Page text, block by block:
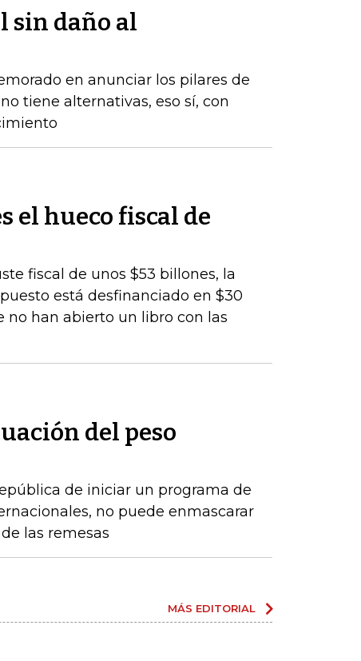
sin daño al
en anunciar los pilares de
tiene alternativas, eso sí, con
el hueco fiscal de
fiscal de unos $53 billones, la
está desfinanciado en $30
no han abierto un libro con las
del peso
de iniciar un programa de
no puede enmascarar
las remesas
MÁS EDITORIAL